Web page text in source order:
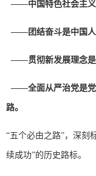
——中国特色社会主义
——团结奋斗是中国人
——贯彻新发展理念是
——全面从严治党是党
路。
“五个必由之路”，深刻
续成功”的历史路标。